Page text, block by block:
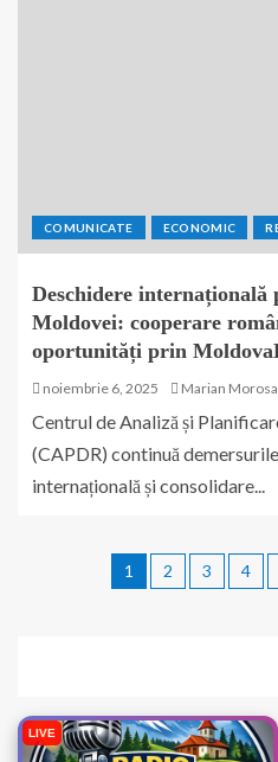
COMUNICATE ECONOMIC
Deschidere internațională
Moldovei: cooperare
oportunități prin
noiembrie 6, 2025 Marian
Centrul de Analiză și
(CAPDR) continuă
internațională și consolidare...
1 2 3 4
LIVE